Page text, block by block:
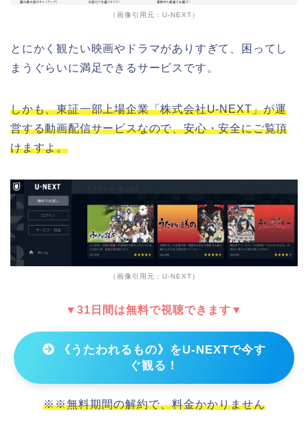
（画像引用元：U-NEXT）
とにかく観たい映画やドラマがありすぎて、困ってし
まうぐらいに満足できるサービスです。
しかも、東証一部上場企業「株式会社U-NEXT」が運
営する動画配信サービスなので、安心・安全にご覧頂
けますよ。
（画像引用元：U-NEXT）
▼31日間は無料で視聴できます▼
《うたわれるもの》をU-NEXTで今す
ぐ観る！
※※無料期間の解約で、料金かかりません